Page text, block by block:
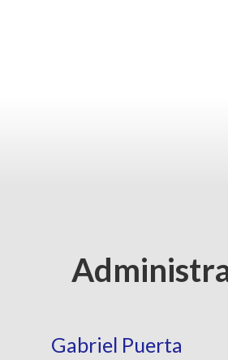
Gabriel Puerta